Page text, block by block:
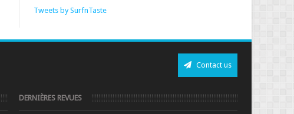
Tweets by SurfnTaste
Contact us
DERNIÈRES REVUES